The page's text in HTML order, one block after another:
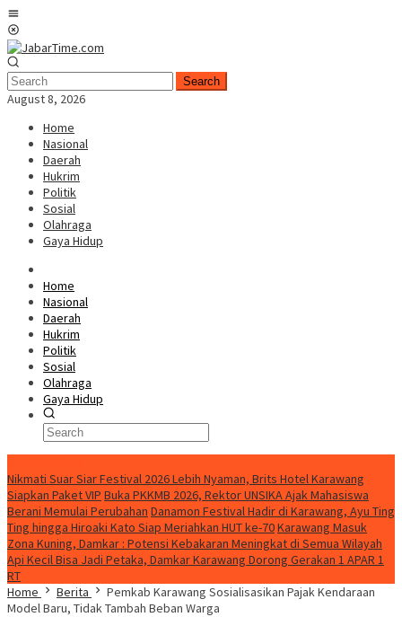
Skip
to
content
Search
August 8, 2026
Home
Nasional
Daerah
Hukrim
Politik
Sosial
Olahraga
Gaya Hidup
Home
Nasional
Daerah
Hukrim
Politik
Sosial
Olahraga
Gaya Hidup
Nikmati Suar Siar Festival 2026 Lebih Nyaman, Brits Hotel Karawang
Siapkan Paket VIP Buka PKKMB 2026, Rektor UNSIKA Ajak Mahasiswa
Berani Memulai Perubahan Danamon Festival Hadir di Karawang, Ayu Ting
Ting hingga Hiroaki Kato Siap Meriahkan HUT ke-70Karawang Masuk
Zona Kuning, Damkar : Potensi Kebakaran Meningkat di Semua Wilayah
Api Kecil Bisa Jadi Petaka, Damkar Karawang Dorong Gerakan 1 APAR 1
RT
Home
Berita
Pemkab Karawang Sosialisasikan Pajak Kendaraan
Model Baru, Tidak Tambah Beban Warga